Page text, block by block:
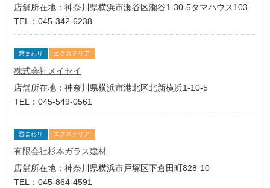
店舗所在地：神奈川県横浜市瀬谷区瀬谷1-30-5タマハウス103
TEL：045-342-6238
窓まわり エクステリア
株式会社メイセイ
店舗所在地：神奈川県横浜市港北区北新横浜1-10-5
TEL：045-549-0561
窓まわり エクステリア
有限会社杉本ガラス建材
店舗所在地：神奈川県横浜市戸塚区下倉田町828-10
TEL：045-864-4591